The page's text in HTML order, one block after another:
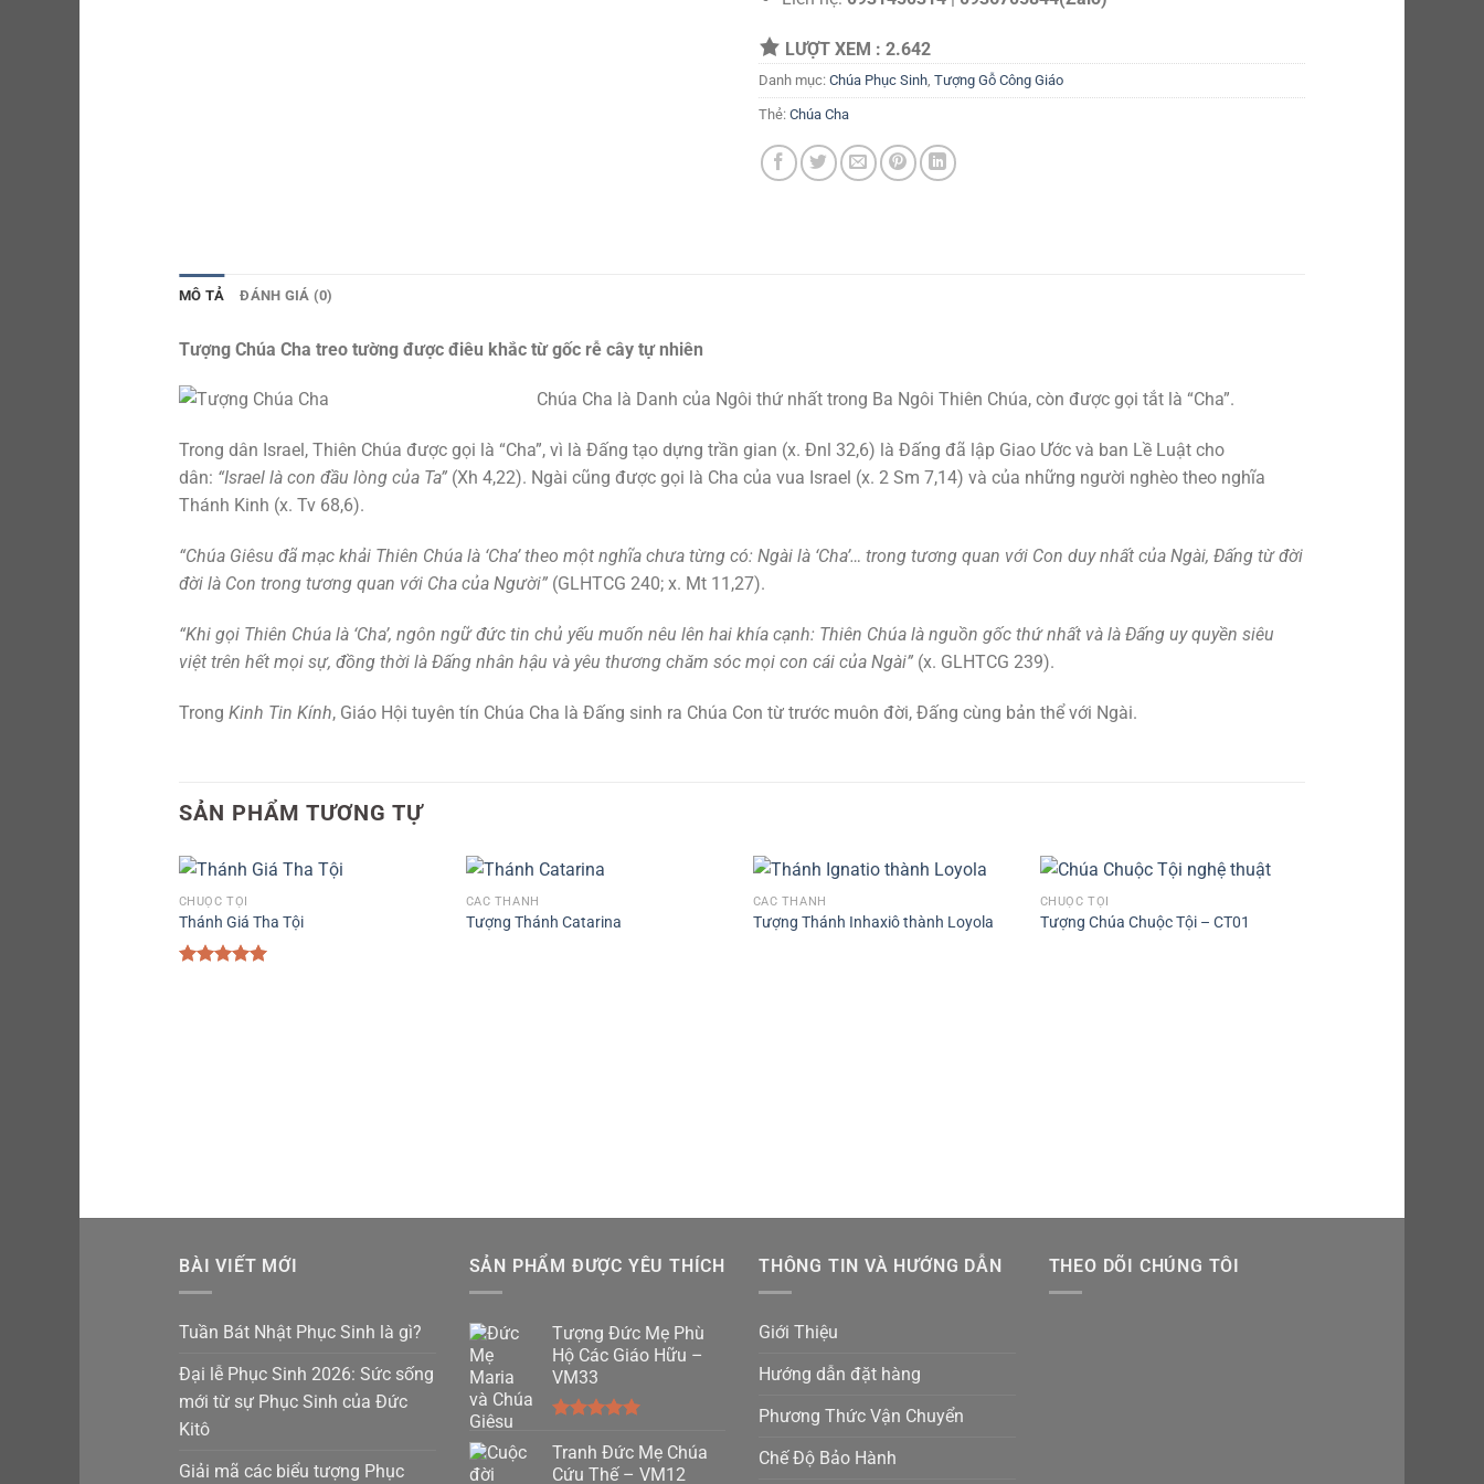
LƯỢT XEM : 2.642
Danh mục: Chúa Phục Sinh Tượng Gỗ Công Giáo
Thẻ: Chúa Cha
MÔ TẢ ĐÁNH GIÁ (0)
Tượng Chúa Cha treo tường được điêu khắc từ gốc rễ cây tự nhiên
Chúa Cha là Danh của Ngôi thứ nhất trong Ba Ngôi Thiên Chúa, còn được gọi tắt là “Cha”.
Trong dân Israel, Thiên Chúa được gọi là “Cha”, vì là Đấng tạo dựng trần gian (x. Đnl 32,6) là Đấng đã lập Giao Ước và ban Lề Luật cho
dân: “Israel là con đầu lòng của Ta” (Xh 4,22). Ngài cũng được gọi là Cha của vua Israel (x. 2 Sm 7,14) và của những người nghèo theo nghĩa
Thánh Kinh (x. Tv 68,6).
“Chúa Giêsu đã mạc khải Thiên Chúa là ‘Cha’ theo một nghĩa chưa từng có: Ngài là ‘Cha’… trong tương quan với Con duy nhất của Ngài, Đấng từ đời
đời là Con trong tương quan với Cha của Người” (GLHTCG 240; x. Mt 11,27).
“Khi gọi Thiên Chúa là ‘Cha’, ngôn ngữ đức tin chủ yếu muốn nêu lên hai khía cạnh: Thiên Chúa là nguồn gốc thứ nhất và là Đấng uy quyền siêu
việt trên hết mọi sự, đồng thời là Đấng nhân hậu và yêu thương chăm sóc mọi con cái của Ngài” (x. GLHTCG 239).
Trong Kinh Tin Kính, Giáo Hội tuyên tín Chúa Cha là Đấng sinh ra Chúa Con từ trước muôn đời, Đấng cùng bản thể với Ngài.
SẢN PHẨM TƯƠNG TỰ
CHUỘC TỘI
Thánh Giá Tha Tội
CÁC THÁNH
Tượng Thánh Catarina
CÁC THÁNH
Tượng Thánh Inhaxiô thành Loyola
CHUỘC TỘI
Tượng Chúa Chuộc Tội – CT01
BÀI VIẾT MỚI
Tuần Bát Nhật Phục Sinh là gì?
Đại lễ Phục Sinh 2026: Sức sống
mới từ sự Phục Sinh của Đức
Kitô
Giải mã các biểu tượng Phục
SẢN PHẨM ĐƯỢC YÊU THÍCH
Tượng Đức Mẹ Phù
Hộ Các Giáo Hữu –
VM33
hạng5.00
5 sao
Tranh Đức Mẹ Chúa
Cứu Thế – VM12
THÔNG TIN VÀ HƯỚNG DẪN
Giới Thiệu
Hướng dẫn đặt hàng
Phương Thức Vận Chuyển
Chế Độ Bảo Hành
THEO DÕI CHÚNG TÔI